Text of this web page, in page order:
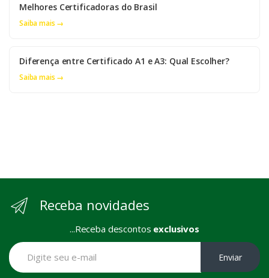
Melhores Certificadoras do Brasil
Saiba mais →
Diferença entre Certificado A1 e A3: Qual Escolher?
Saiba mais →
Receba novidades
...Receba descontos exclusivos
Enviar